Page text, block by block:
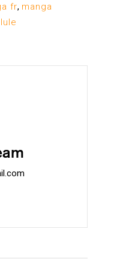
fr, manga